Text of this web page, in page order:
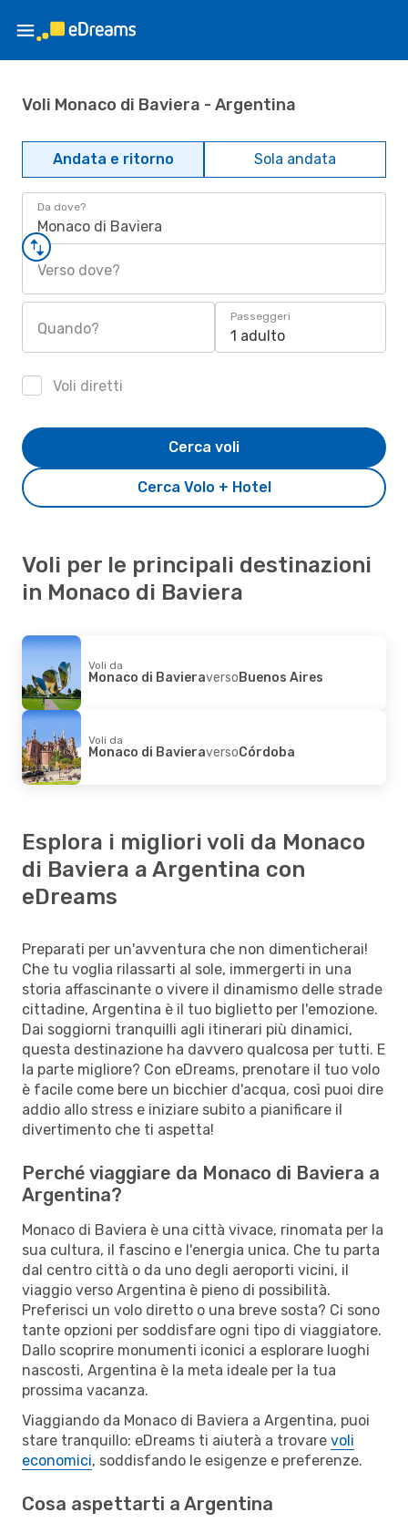
Voli Monaco di Baviera - Argentina
Andata e ritorno Sola andata
Da dove?
Monaco di Baviera
Verso dove?
Quando?
Passeggeri
1 adulto
Voli diretti
Cerca Volo + Hotel
Cerca voli
Voli per le principali destinazioni
in Monaco di Baviera
Voli da
Monaco di BavieraversoBuenos Aires
Voli da
Monaco di BavieraversoCórdoba
Esplora i migliori voli da Monaco
di Baviera a Argentina con
eDreams
Preparati per un'avventura che non dimenticherai!
Che tu voglia rilassarti al sole, immergerti in una
storia affascinante o vivere il dinamismo delle strade
cittadine, Argentina è il tuo biglietto per l'emozione.
Dai soggiorni tranquilli agli itinerari più dinamici,
questa destinazione ha davvero qualcosa per tutti. E
la parte migliore? Con eDreams, prenotare il tuo volo
è facile come bere un bicchier d'acqua, così puoi dire
addio allo stress e iniziare subito a pianificare il
divertimento che ti aspetta!
Perché viaggiare da Monaco di Baviera a
Argentina?
Monaco di Baviera è una città vivace, rinomata per la
sua cultura, il fascino e l'energia unica. Che tu parta
dal centro città o da uno degli aeroporti vicini, il
viaggio verso Argentina è pieno di possibilità.
Preferisci un volo diretto o una breve sosta? Ci sono
tante opzioni per soddisfare ogni tipo di viaggiatore.
Dallo scoprire monumenti iconici a esplorare luoghi
nascosti, Argentina è la meta ideale per la tua
prossima vacanza.
Viaggiando da Monaco di Baviera a Argentina, puoi
stare tranquillo: eDreams ti aiuterà a trovare voli
economici, soddisfando le esigenze e preferenze.
Cosa aspettarti a Argentina